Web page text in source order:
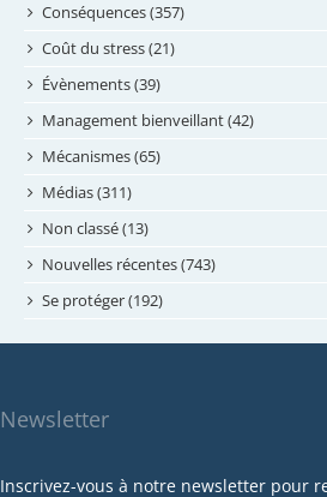
juillet 2024
juin 2024
mai 2024
avril 2024
février 2024
janvier 2024
novembre 2023
octobre 2023
septembre 2023
mars 2023
janvier 2023
Conséquences (357)
Coût du stress (21)
Évènements (39)
Management bienveillant (42)
Mécanismes (65)
Médias (311)
Non classé (13)
Nouvelles récentes (743)
Se protéger (192)
Newsletter
Inscrivez-vous à notre newsletter pour